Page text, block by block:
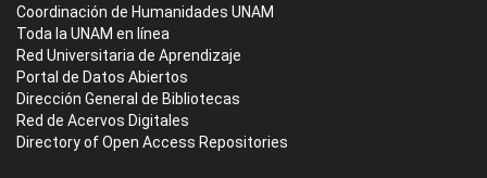
Coordinación de Humanidades UNAM
Toda la UNAM en línea
Red Universitaria de Aprendizaje
Portal de Datos Abiertos
Dirección General de Bibliotecas
Red de Acervos Digitales
Directory of Open Access Repositories